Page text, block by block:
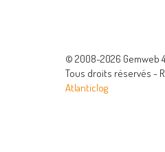
© 2008-2026 Gemweb
Tous droits réservés -
Atlanticlog